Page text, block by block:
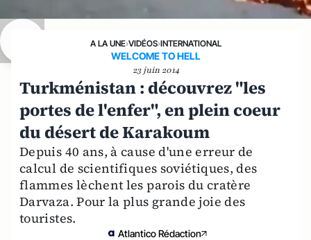
A LA UNE›VIDÉOS›INTERNATIONAL
WELCOME TO HELL
23 juin 2014
Turkménistan : découvrez "les
portes de l'enfer", en plein coeur
du désert de Karakoum
Depuis 40 ans, à cause d'une erreur de
calcul de scientifiques soviétiques, des
flammes lèchent les parois du cratère
Darvaza. Pour la plus grande joie des
touristes.
Atlantico Rédaction